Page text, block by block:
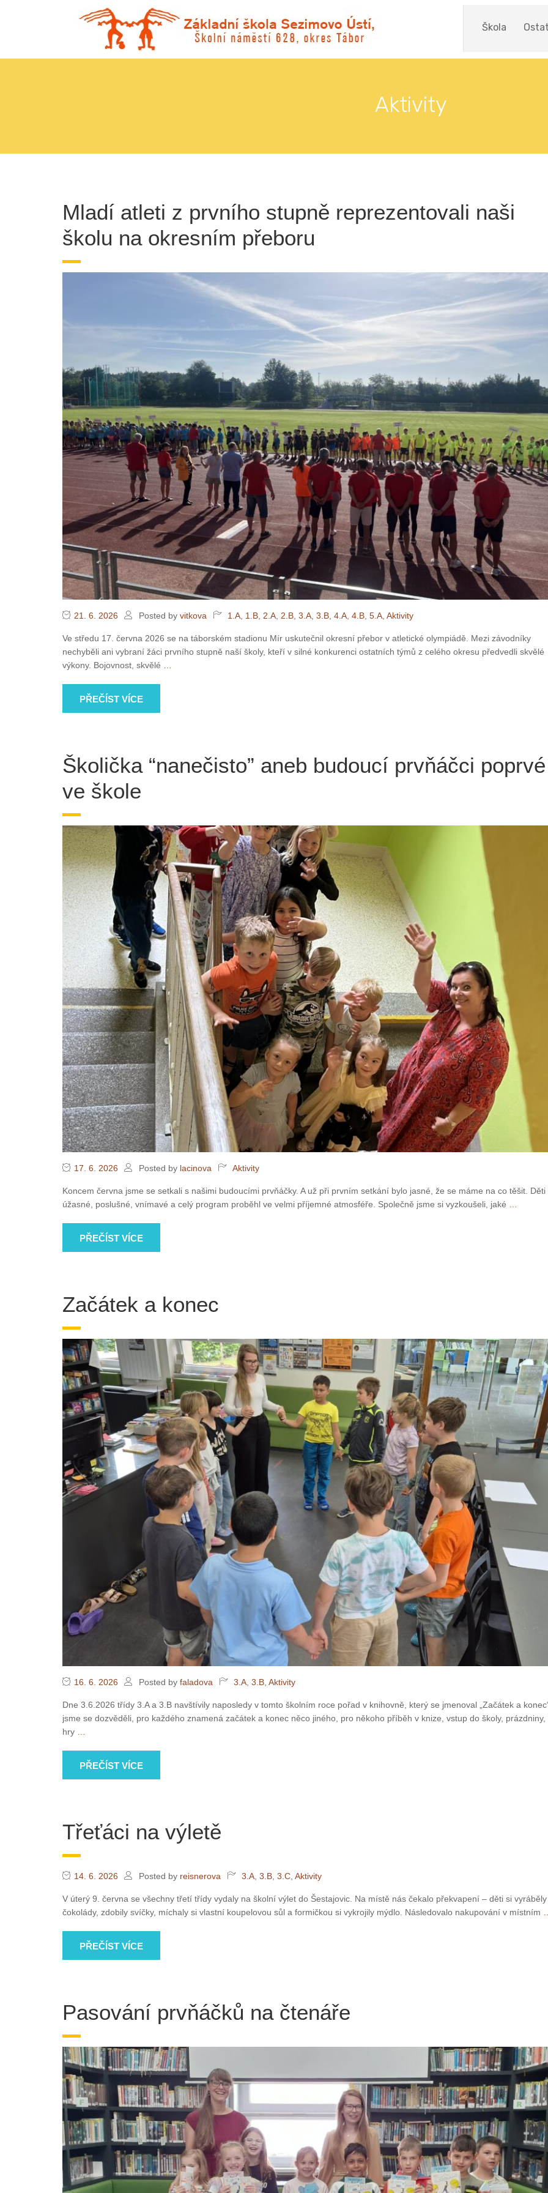
Škola
Aktivity
Mladí atleti z prvního stupně reprezentovali naši
školu na okresním přeboru
21. 6. 2026 Posted by vitkova 1.A 1.B 2.A 2.B 3.A 3.B 4.A 4.B 5.A Aktivity
Ve středu 17. června 2026 se na táborském stadionu Mír uskutečnil okresní přebor v atletické olympiádě. Mezi závodníky
nechyběli ani vybraní žáci prvního stupně naší školy, kteří v silné konkurenci ostatních týmů z celého okresu předvedli skvělé
výkony. Bojovnost, skvělé
PŘEČÍST VÍCE
Školička “nanečisto” aneb budoucí prvňáčci poprvé
ve škole
17. 6. 2026 Posted by lacinova Aktivity
Koncem června jsme se setkali s našimi budoucími prvňáčky. A už při prvním setkání bylo jasné, že se máme na co těšit. Děti
úžasné, poslušné, vnímavé a celý program proběhl ve velmi příjemné atmosféře. Společně jsme si vyzkoušeli, jaké …
PŘEČÍST VÍCE
Začátek a konec
16. 6. 2026 Posted by faladova 3.A 3.B Aktivity
Dne 3.6.2026 třídy 3.A a 3.B navštívily naposledy v tomto školním roce pořad v knihovně, který se jmenoval „Začátek a
jsme se dozvěděli, pro každého znamená začátek a konec něco jiného, pro někoho příběh v knize, vstup do školy, prázdniny,
hry
PŘEČÍST VÍCE
Třeťáci na výletě
14. 6. 2026 Posted by reisnerova 3.A 3.B 3.C Aktivity
V úterý 9. června se všechny třetí třídy vydaly na školní výlet do Šestajovic. Na místě nás čekalo překvapení – děti si vyráběly
čokolády, zdobily svíčky, míchaly si vlastní koupelovou sůl a formičkou si vykrojily mýdlo. Následovalo nakupování v místním
PŘEČÍST VÍCE
Pasování prvňáčků na čtenáře